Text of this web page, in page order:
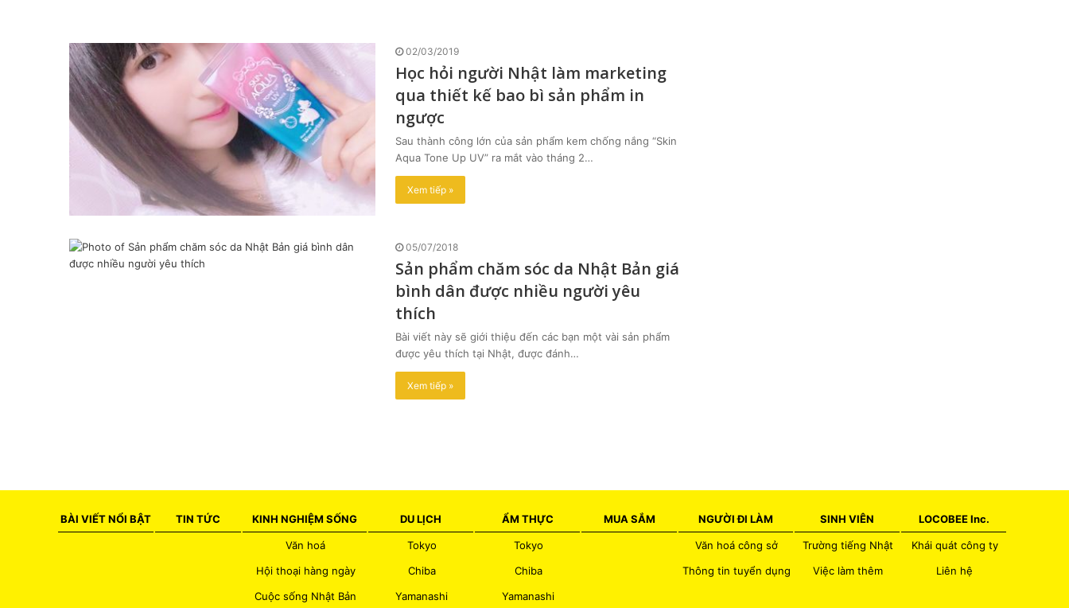
02/03/2019
Học hỏi người Nhật làm marketing
qua thiết kế bao bì sản phẩm in
ngược
Sau thành công lớn của sản phẩm kem chống nắng “Skin
Aqua Tone Up UV” ra mắt vào tháng 2…
Xem tiếp »
05/07/2018
Sản phẩm chăm sóc da Nhật Bản giá
bình dân được nhiều người yêu
thích
Bài viết này sẽ giới thiệu đến các bạn một vài sản phẩm
được yêu thích tại Nhật, được đánh…
Xem tiếp »
BÀI VIẾT NỔI BẬT TIN TỨC KINH NGHIỆM SỐNG
Văn hoá
Hội thoại hàng ngày
Cuộc sống Nhật Bản
DU LỊCH
Tokyo
Chiba
Yamanashi
ẨM THỰC
Tokyo
Chiba
Yamanashi
MUA SẮM NGƯỜI ĐI LÀM
Văn hoá công sở
Thông tin tuyển dụng
SINH VIÊN
Trường tiếng Nhật
Việc làm thêm
LOCOBEE Inc.
Khái quát công ty
Liên hệ